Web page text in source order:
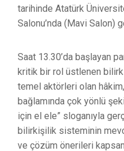
tarihinde Atatürk
Salonu’nda (Mavi Salon)
Saat 13.30’da başlayan
kritik bir rol üstlenen
temel aktörleri olan
bağlamında çok yönlü
için el ele” sloganıyla
bilirkişilik sisteminin
ve çözüm önerileri